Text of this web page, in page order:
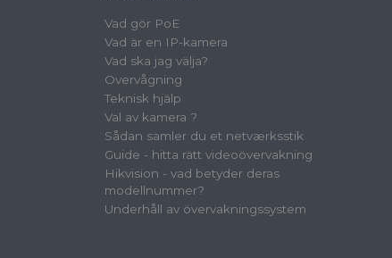
Vad gör PoE
Vad är en IP-kamera
Vad ska jag välja?
Overvågning
Teknisk hjälp
Val av kamera ?
Sådan samler du et netværksstik
Guide - hitta rätt videoövervakning
Hikvision - vad betyder deras
modellnummer?
Underhåll av övervakningssystem